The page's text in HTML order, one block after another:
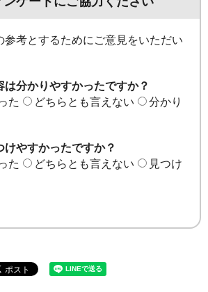
参考とするためにご意見をいただい
は分かりやすかったですか？
た
どちらとも言えない
分かり
けやすかったですか？
た
どちらとも言えない
見つけ